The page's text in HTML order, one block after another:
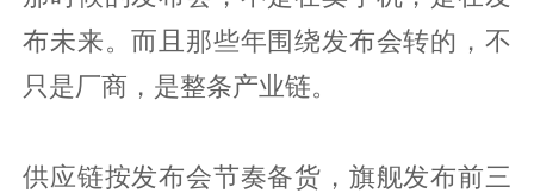
布未来。而且那些年围绕发布会转的，不
只是厂商，是整条产业链。
供应链按发布会节奏备货，旗舰发布前三